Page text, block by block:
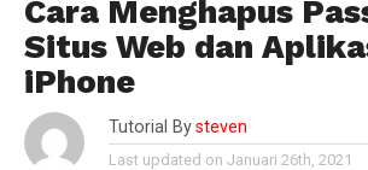
Cara Menghapus
Situs Web dan
iPhone
Tutorial By steven
Last updated on Januari 26th, 2021